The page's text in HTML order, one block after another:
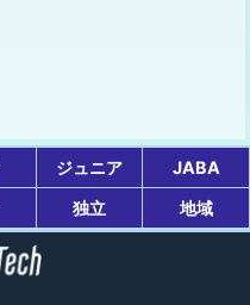
ジュニア
JABA
独立 地域